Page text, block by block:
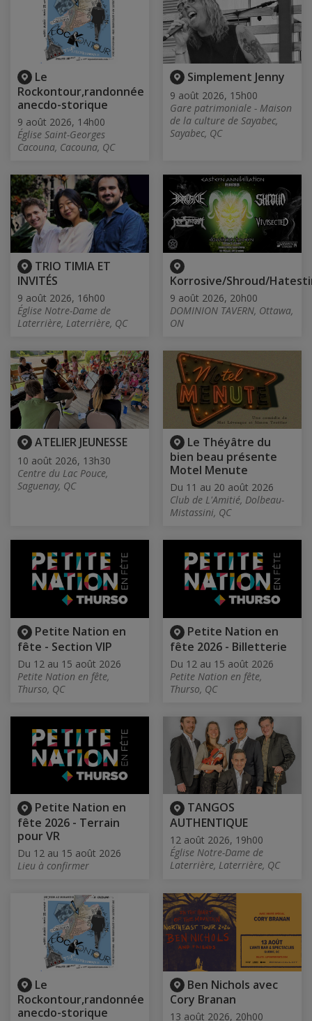
Le
Rockontour,randonnée
anecdo-storique
9 août 2026, 14h00
Église Saint-Georges
Cacouna, Cacouna, QC
Simplement Jenny
9 août 2026, 15h00
Gare patrimoniale - Maison
de la culture de Sayabec,
Sayabec, QC
TRIO TIMIA ET
INVITÉS
9 août 2026, 16h00
Église Notre-Dame de
Laterrière, Laterrière, QC
Korrosive/Shroud/
9 août 2026, 20h00
DOMINION TAVERN, Ottawa,
ON
ATELIER JEUNESSE
10 août 2026, 13h30
Centre du Lac Pouce,
Saguenay, QC
Le Théyâtre du
bien beau présente
Motel Menute
Du 11 au 20 août 2026
Club de L'Amitié, Dolbeau-
Mistassini, QC
Petite Nation en
fête - Section VIP
Du 12 au 15 août 2026
Petite Nation en fête,
Thurso, QC
Petite Nation en
fête 2026 - Billetterie
Du 12 au 15 août 2026
Petite Nation en fête,
Thurso, QC
Petite Nation en
fête 2026 - Terrain
pour VR
Du 12 au 15 août 2026
Lieu à confirmer
TANGOS
AUTHENTIQUE
12 août 2026, 19h00
Église Notre-Dame de
Laterrière, Laterrière, QC
Le
Rockontour,randonnée
anecdo-storique
Ben Nichols avec
Cory Branan
13 août 2026, 20h00